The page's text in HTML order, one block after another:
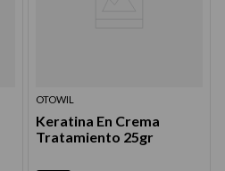
OTOWIL
Keratina En Crema
Tratamiento 25gr